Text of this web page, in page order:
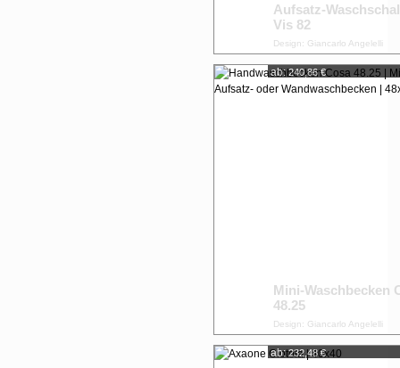
Aufsatz-
Vis 82
Design: Giancarlo Angelelli
ab: 240,86 €
Mini-Waschbecken
48.25
Design: Giancarlo Angelelli
ab: 232,48 €